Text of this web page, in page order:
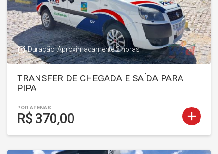
add
access_alarmDuração: Aproximadamente 2 horas
TRANSFER DE CHEGADA E SAÍDA PARA
PIPA
POR APENAS
R$ 370,00